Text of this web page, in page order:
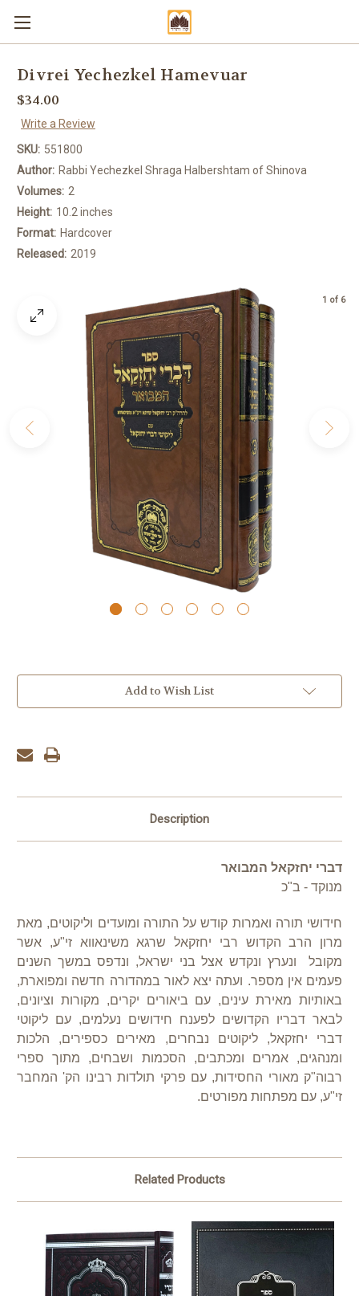
1 of 6
Divrei Yechezkel Hamevuar
$34.00
Write a Review
SKU: 551800
Author: Rabbi Yechezkel Shraga Halbershtam of Shinova
Volumes: 2
Height: 10.2 inches
Format: Hardcover
Released: 2019
Add to Wish List
Description
דברי יחזקאל המבואר
מנוקד - ב"כ
חידושי תורה ואמרות קודש על התורה ומועדים וליקוטים, מאת
מרון הרב הקדוש רבי יחזקאל שרגא משינאווא זי"ע, אשר
מקובל ונערץ ונקדש אצל בני ישראל, ונדפס במשך השנים
פעמים אין מספר. ועתה יצא לאור במהדורה חדשה ומפוארת,
באותיות מאירת עינים, עם ביאורים יקרים, מקורות וציונים,
לבאר דבריו הקדושים לפענח חידושים נעלמים, עם ליקוטי
דברי יחזקאל, ליקוטים נבחרים, מאירים כספירים, הלכות
ומנהגים, אמרים ומכתבים, הסכמות ושבחים, מתוך ספרי
רבוה"ק מאורי החסידות, עם פרקי תולדות רבינו הק' המחבר
זי"ע, עם מפתחות מפורטים.
Related Products